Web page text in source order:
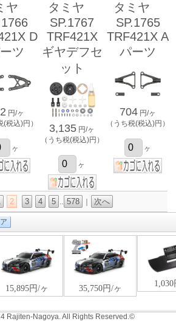
ヤ
D
ツ
円/ヶ
(税込)円）
ヶ
タミヤ
SP.1767
TRF421X
ギヤデフセ
ット
3,135 円/ヶ
（うち税(税込)円）
ヶ
タミヤ
SP.1765
TRF421X A
パーツ
704 円/ヶ
（うち税(税込)円）
ヶ
2 3 4 5 .. 578 次へ
Rajiten-Nagoya. All Rights Reserved.©